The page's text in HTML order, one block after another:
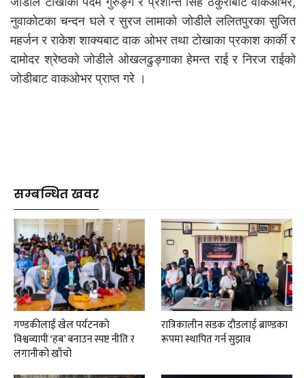
नुवाकोटका चन्दन घले र सुरज लामाको जोडीले ललितपुरका सुजित
महर्जन र राकेश शाक्यबाट वाक ओभर तथा टोखाका प्रकाश कार्की र
दामोदर श्रेष्ठको जोडीले ओखलढुङ्गाका हेमन्त राई र निरज राईको
जोडीबाट वाकओभर प्राप्त गरे ।
सम्बन्धित खवर
गण्डकीलाई खेल पर्यटनको
विश्वव्यापी ‘हब’ बनाउन स्पष्ट नीति र
लगानीको खाँचो
रात्रिकालीन सडक दौडलाई ब्राण्डका
रूपमा स्थापित गर्न सुझाव